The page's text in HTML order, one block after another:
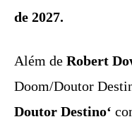
de 2027.
Além de Robert
Doom/Doutor
Doutor Destino‘